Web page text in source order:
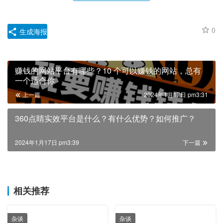
0
生成海报
赚钱的网站平台有哪些？10 个可以赚钱的网站，总有
一个适合你
上一篇 2024年1月17日 pm3:31
360点睛实效平台是什么？有什么优势？如何推广？
下一篇
2024年1月17日 pm3:39
相关推荐
杂谈 杂谈